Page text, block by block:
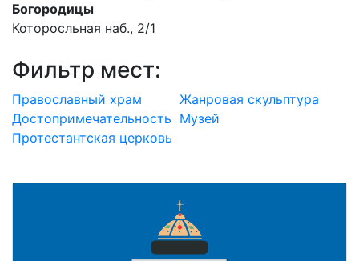
Богородицы
Которосльная наб., 2/1
Фильтр мест:
Православный храм
Жанровая скульптура
Достопримечательность Музей
Протестантская церковь